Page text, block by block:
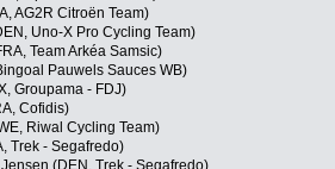
AG2R Citroën Team)
Uno-X Pro Cycling Team)
Team Arkéa Samsic)
Pauwels Sauces WB)
Groupama - FDJ)
Cofidis)
Riwal Cycling Team)
Trek - Segafredo)
(DEN, Trek - Segafredo)